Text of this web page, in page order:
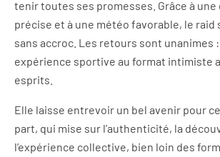
tenir toutes ses promesses. Grâce à
précise et à une météo favorable, le raid
sans accroc. Les retours sont unanimes
expérience sportive au format intimiste
esprits.
Elle laisse entrevoir un bel avenir pour
part, qui mise sur l’authenticité, la
l’expérience collective, bien loin des